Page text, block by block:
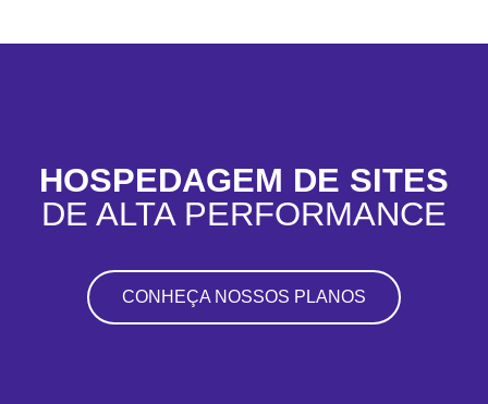
HOSPEDAGEM DE SITES
DE ALTA PERFORMANCE
CONHEÇA NOSSOS PLANOS